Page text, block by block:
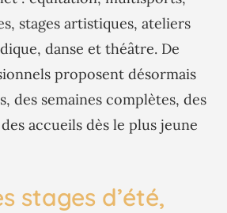
stages artistiques, ateliers
danse et théâtre. De
proposent désormais
des semaines complètes, des
accueils dès le plus jeune
stages d’été,